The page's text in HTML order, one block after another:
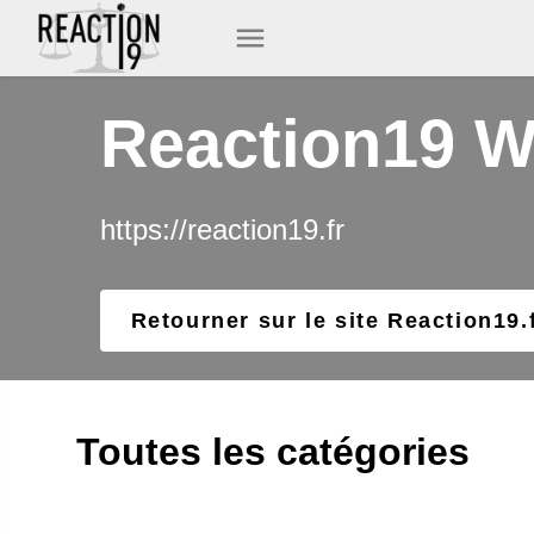
Reaction19
https://reaction19.fr
Retourner sur le site
Toutes les catégories